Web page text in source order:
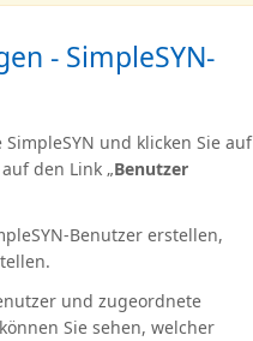
- SimpleSYN-
und klicken Sie auf
den Link „Benutzer
Benutzer erstellen,
und zugeordnete
Sie sehen, welcher